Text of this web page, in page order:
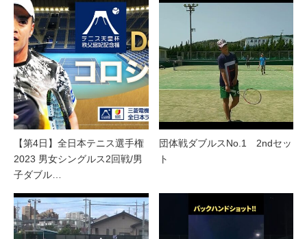
【第4日】全日本テニス選手権
2023 男女シングルス2回戦/男
子ダブル…
団体戦ダブルスNo.1 2ndセッ
ト